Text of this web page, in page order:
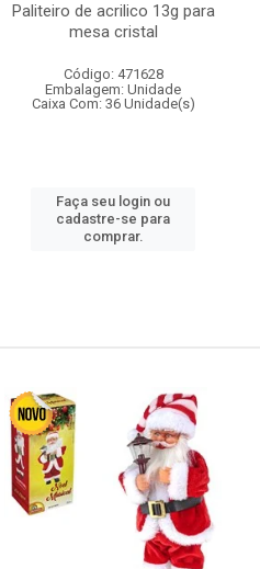
Paliteiro de acrilico 13g para
mesa cristal
Código: 471628
Embalagem: Unidade
Caixa Com: 36 Unidade(s)
Faça seu login ou
cadastre-se para
comprar.